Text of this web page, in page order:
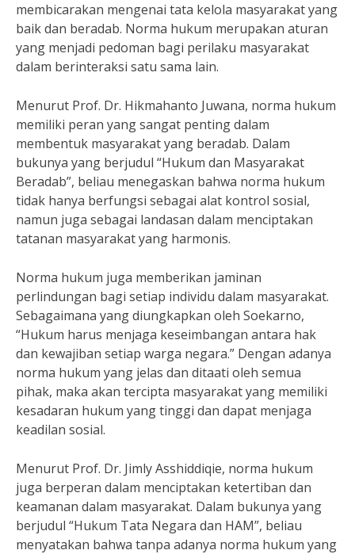
membicarakan mengenai tata kelola masyarakat yang
baik dan beradab. Norma hukum merupakan aturan
yang menjadi pedoman bagi perilaku masyarakat
dalam berinteraksi satu sama lain.
Menurut Prof. Dr. Hikmahanto Juwana, norma hukum
memiliki peran yang sangat penting dalam
membentuk masyarakat yang beradab. Dalam
bukunya yang berjudul “Hukum dan Masyarakat
Beradab”, beliau menegaskan bahwa norma hukum
tidak hanya berfungsi sebagai alat kontrol sosial,
namun juga sebagai landasan dalam menciptakan
tatanan masyarakat yang harmonis.
Norma hukum juga memberikan jaminan
perlindungan bagi setiap individu dalam masyarakat.
Sebagaimana yang diungkapkan oleh Soekarno,
“Hukum harus menjaga keseimbangan antara hak
dan kewajiban setiap warga negara.” Dengan adanya
norma hukum yang jelas dan ditaati oleh semua
pihak, maka akan tercipta masyarakat yang memiliki
kesadaran hukum yang tinggi dan dapat menjaga
keadilan sosial.
Menurut Prof. Dr. Jimly Asshiddiqie, norma hukum
juga berperan dalam menciptakan ketertiban dan
keamanan dalam masyarakat. Dalam bukunya yang
berjudul “Hukum Tata Negara dan HAM”, beliau
menyatakan bahwa tanpa adanya norma hukum yang